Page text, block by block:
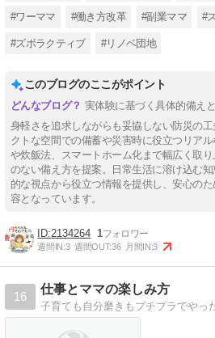
#ワーママ #働き方改革 #副業ママ #
#ズボラクティブ #リノベ団地
このブログのここがポイント
実体験に基づく具体的備え
身軽さを追求しながらも妥協しない防災の
クトな空間での備蓄や災害時に役立つリア
や炊飯法、スマートホーム化まで幅広く取
のない備え方を提案。日常生活に溶け込む
的な視点から役立つ情報を提供し、安心の
容となっています。
2134264 1
週間IN:3 週間OUT:36 月間IN:3
16
仕事とママの楽しみ方
子育ても自分磨きもプチプラでやっ